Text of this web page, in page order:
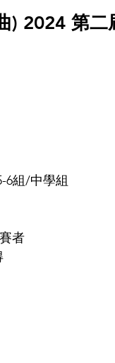
) 2024 第二
6組/中學組
者